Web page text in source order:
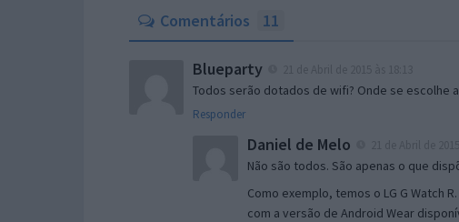
Comentários 11
Blueparty
Todos serão dotados de wifi? Onde se escolhe
Responder
Daniel de Melo
Não são todos. São apenas o que
Como exemplo, temos o LG G Watch
com a versão de Android Wear